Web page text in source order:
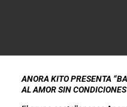
ANORA KITO PRESENTA
AL AMOR SIN CONDICIONES